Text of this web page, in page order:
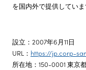
を国内外で提供していま
設立：2007年6月11日
URL： https://jp.corp-
所在地：150-0001 東京